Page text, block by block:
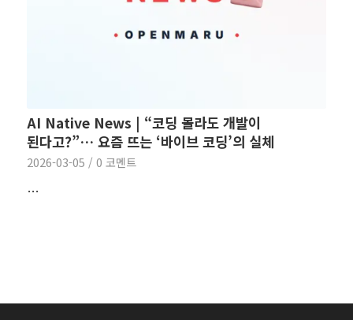
AI Native News | “코딩 몰라도 개발이
된다고?”… 요즘 뜨는 ‘바이브 코딩’의 실체
2026-03-05 / 0 코멘트
…